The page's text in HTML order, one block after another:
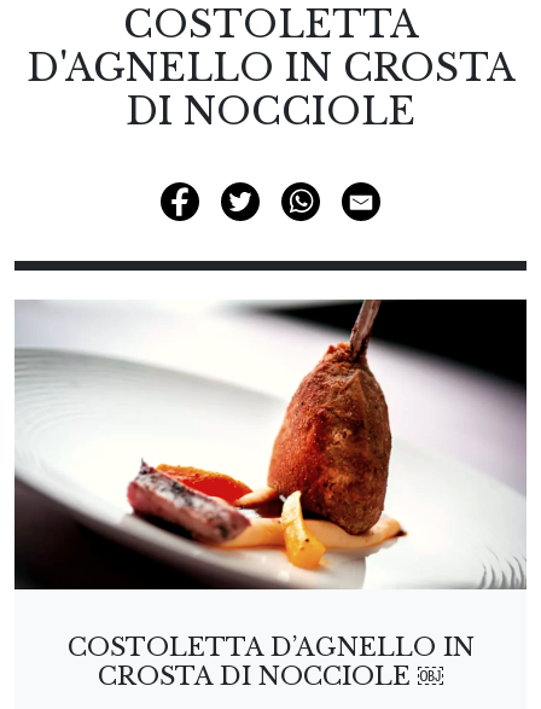
COSTOLETTA
D'AGNELLO IN CROSTA
DI NOCCIOLE
COSTOLETTA D’AGNELLO IN
CROSTA DI NOCCIOLE ￼